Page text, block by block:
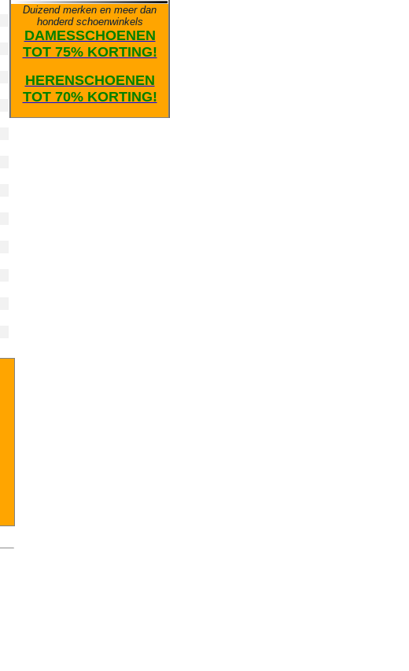
Duizend merken en meer dan
honderd schoenwinkels
DAMESSCHOENEN
TOT 75% KORTING!
HERENSCHOENEN
TOT 70% KORTING!